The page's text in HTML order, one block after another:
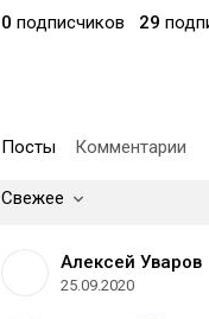
0 подписчиков 29
Посты Комментарии
Свежее
Алексей Уваров
25.09.2020